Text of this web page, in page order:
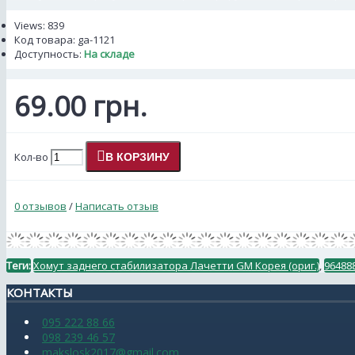
Views: 839
Код товара: ga-1121
Доступность: На складе
69.00 грн.
Кол-во В КОРЗИНУ
0 отзывов /Написать отзыв
Теги:Хомут заднего стабилизатора Лачетти GM Корея (ориг.),
КОНТАКТЫ
095 222 88 66
098 239 46 57